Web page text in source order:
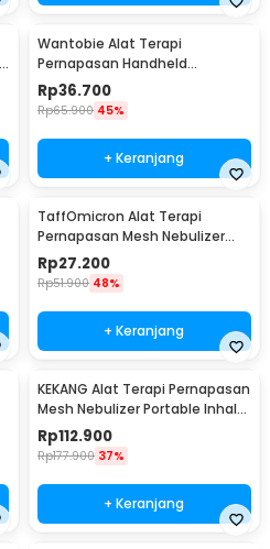
Wantobie Alat Terapi
Pernapasan Handheld
Nebulizer Inhaler Atomizer -
ZH-N3
Rp36.700
Rp65.900 45%
+ Keranjang
TaffOmicron Alat Terapi
Pernapasan Mesh Nebulizer
Inhaler Atomizer Baterai
Rechargeable - JSL-W302
Rp27.200
Rp51.900 48%
+ Keranjang
KEKANG Alat Terapi Pernapasan
Mesh Nebulizer Portable Inhaler
Atomizer Rechargeable - KE-
N11
Rp112.900
Rp177.900 37%
+ Keranjang